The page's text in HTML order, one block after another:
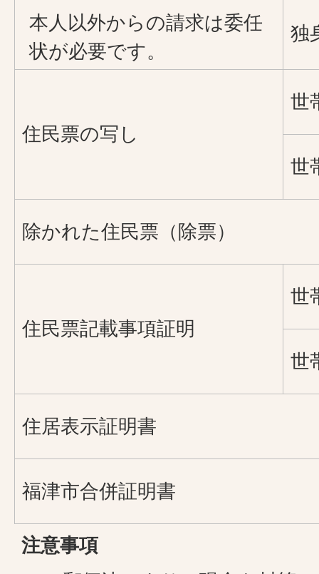
本人以外からの請求は委任
状が必要です。
独
住民票の写し
世
世
除かれた住民票（除票）
住民票記載事項証明
世
世
住居表示証明書
福津市合併証明書
注意事項